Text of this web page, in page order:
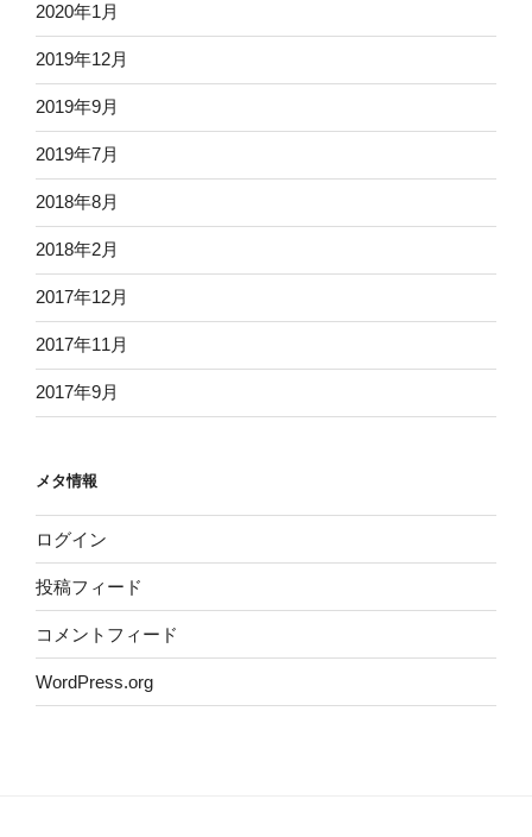
2020年1月
2019年12月
2019年9月
2019年7月
2018年8月
2018年2月
2017年12月
2017年11月
2017年9月
メタ情報
ログイン
投稿フィード
コメントフィード
WordPress.org